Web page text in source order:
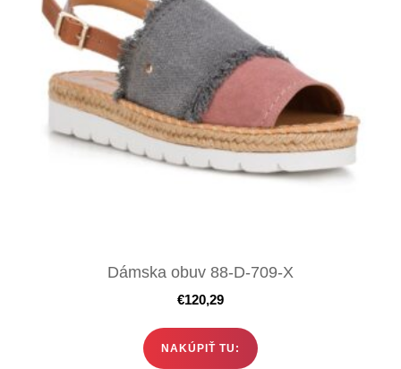
Dámska obuv 88-D-709-X
€120,29
NAKÚPIŤ TU: